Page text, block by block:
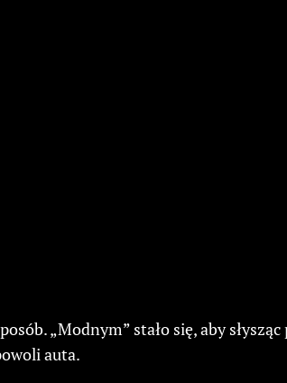
„Modnym” stało się, aby słysząc
auta.